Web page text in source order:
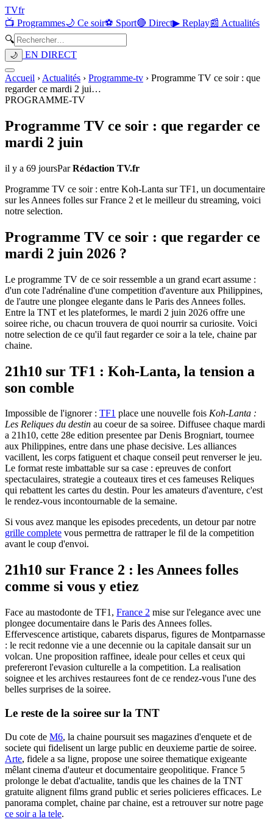
TVfr
📺 Programmes🌙 Ce soir⚽ Sport🔴 Direct▶ Replay📰 Actualités
🔍
🌙 EN DIRECT
Accueil › Actualités › Programme-tv › Programme TV ce soir : que
regarder ce mardi 2 jui…
PROGRAMME-TV
Programme TV ce soir : que regarder ce
mardi 2 juin
il y a 69 joursParRédaction TV.fr
Programme TV ce soir : entre Koh-Lanta sur TF1, un documentaire
sur les Annees folles sur France 2 et le meilleur du streaming, voici
notre selection.
Programme TV ce soir : que regarder ce
mardi 2 juin 2026 ?
Le programme TV de ce soir ressemble a un grand ecart assume :
d'un cote l'adrénaline d'une competition d'aventure aux Philippines,
de l'autre une plongee elegante dans le Paris des Annees folles.
Entre la TNT et les plateformes, le mardi 2 juin 2026 offre une
soiree riche, ou chacun trouvera de quoi nourrir sa curiosite. Voici
notre selection de ce qu'il faut regarder ce soir a la tele, chaine par
chaine.
21h10 sur TF1 : Koh-Lanta, la tension a
son comble
Impossible de l'ignorer : TF1 place une nouvelle fois Koh-Lanta :
Les Reliques du destin au coeur de sa soiree. Diffusee chaque mardi
a 21h10, cette 28e edition presentee par Denis Brogniart, tournee
aux Philippines, entre dans une phase decisive. Les alliances
vacillent, les corps fatiguent et chaque conseil peut renverser le jeu.
Le format reste imbattable sur sa case : epreuves de confort
spectaculaires, strategie a couteaux tires et ces fameuses Reliques
qui rebattent les cartes du destin. Pour les amateurs d'aventure, c'est
le rendez-vous incontournable de la semaine.
Si vous avez manque les episodes precedents, un detour par notre
grille complete vous permettra de rattraper le fil de la competition
avant le coup d'envoi.
21h10 sur France 2 : les Annees folles
comme si vous y etiez
Face au mastodonte de TF1, France 2 mise sur l'elegance avec une
plongee documentaire dans le Paris des Annees folles.
Effervescence artistique, cabarets disparus, figures de Montparnasse
: le recit redonne vie a une decennie ou la capitale dansait sur un
volcan. Une proposition raffinee, ideale pour celles et ceux qui
prefereront l'evasion culturelle a la competition. La realisation
soignee et les archives restaurees font de ce rendez-vous l'une des
belles surprises de la soiree.
Le reste de la soiree sur la TNT
Du cote de M6, la chaine poursuit ses magazines d'enquete et de
societe qui fidelisent un large public en deuxieme partie de soiree.
Arte, fidele a sa ligne, propose une soiree thematique exigeante
mêlant cinema d'auteur et documentaire geopolitique. France 5
prolonge le debat d'actualite, tandis que les chaines de la TNT
gratuite alignent films grand public et series policieres efficaces. Le
panorama complet, chaine par chaine, est a retrouver sur notre page
ce soir a la tele.